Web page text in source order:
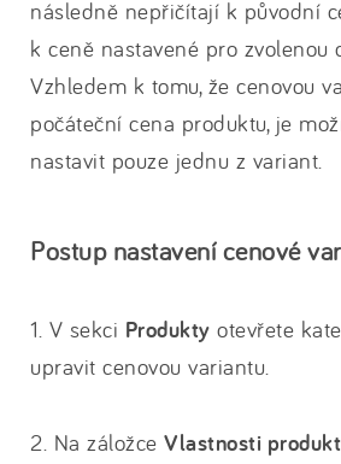
následně nepřičítají k původní
k ceně nastavené pro zvolenou
Vzhledem k tomu, že cenovou
počáteční cena produktu, je
nastavit pouze jednu z variant.
Postup nastavení cenové
1. V sekci Produkty otevřete
upravit cenovou variantu.
2. Na záložce Vlastnosti